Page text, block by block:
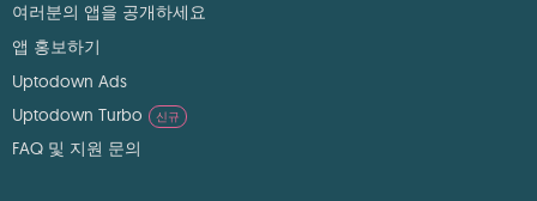
여러분의 앱을 공개하세요
앱 홍보하기
Uptodown Ads
Uptodown Turbo
신규
FAQ 및 지원 문의